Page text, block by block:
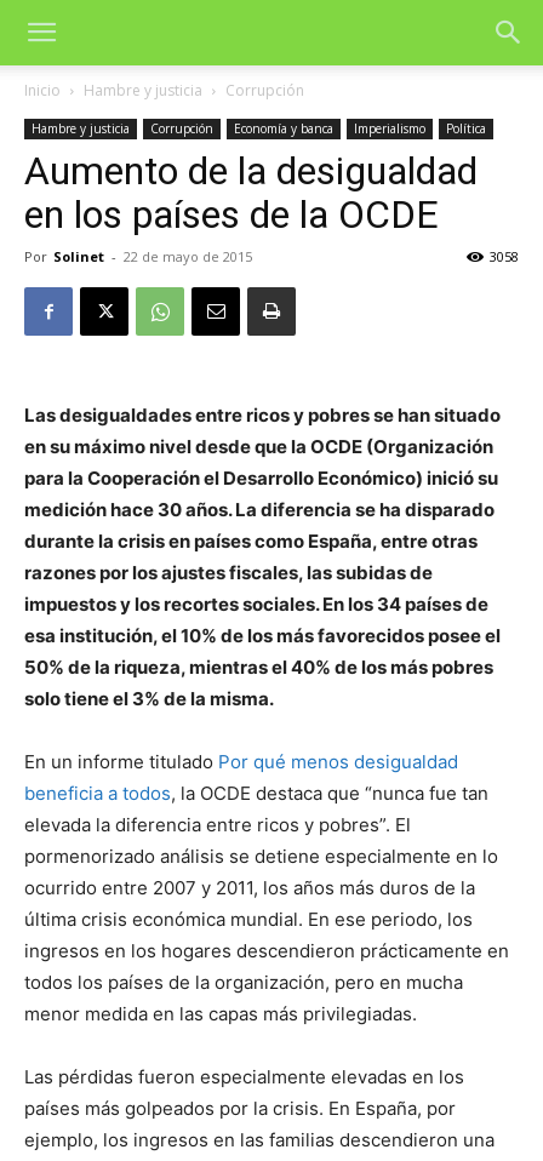
Inicio Hambre y justicia Corrupción
Hambre y justicia Corrupción Economía y banca Imperialismo Política
Aumento de la desigualdad
en los países de la OCDE
Por Solinet - 22 de mayo de 2015 3058
Las desigualdades entre ricos y pobres se han situado
en su máximo nivel desde que la OCDE (Organización
para la Cooperación el Desarrollo Económico) inició su
medición hace 30 años. La diferencia se ha disparado
durante la crisis en países como España, entre otras
razones por los ajustes fiscales, las subidas de
impuestos y los recortes sociales. En los 34 países de
esa institución, el 10% de los más favorecidos posee el
50% de la riqueza, mientras el 40% de los más pobres
solo tiene el 3% de la misma.
En un informe titulado Por qué menos desigualdad
beneficia a todos, la OCDE destaca que “nunca fue tan
elevada la diferencia entre ricos y pobres”. El
pormenorizado análisis se detiene especialmente en lo
ocurrido entre 2007 y 2011, los años más duros de la
última crisis económica mundial. En ese periodo, los
ingresos en los hogares descendieron prácticamente en
todos los países de la organización, pero en mucha
menor medida en las capas más privilegiadas.
Las pérdidas fueron especialmente elevadas en los
países más golpeados por la crisis. En España, por
ejemplo, los ingresos en las familias descendieron una